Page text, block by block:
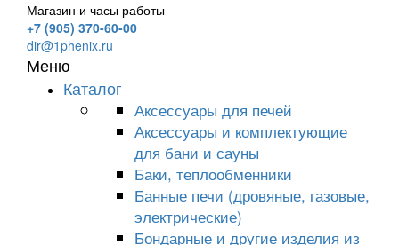
Магазин и часы работы
+7 (905) 370-60-00
dir@1phenix.ru
Меню
Каталог
Аксессуары для печей
Аксессуары и комплектующие
для бани и сауны
Баки, теплообменники
Банные печи (дровяные, газовые,
электрические)
Бондарные и другие изделия из